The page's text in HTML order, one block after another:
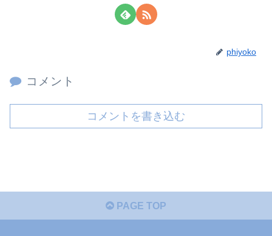
phiyoko
コメント
コメントを書き込む
PAGE TOP